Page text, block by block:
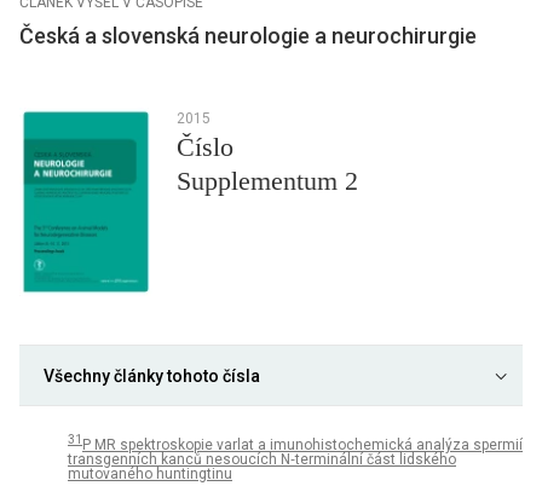
Česká a slovenská neurologie a neurochirurgie
2015
Číslo
Supplementum 2
Všechny články tohoto čísla
31 P MR spektroskopie varlat a imunohistochemická analýza spermií
transgenních kanců nesoucích N‑terminální část lidského
mutovaného huntingtinu